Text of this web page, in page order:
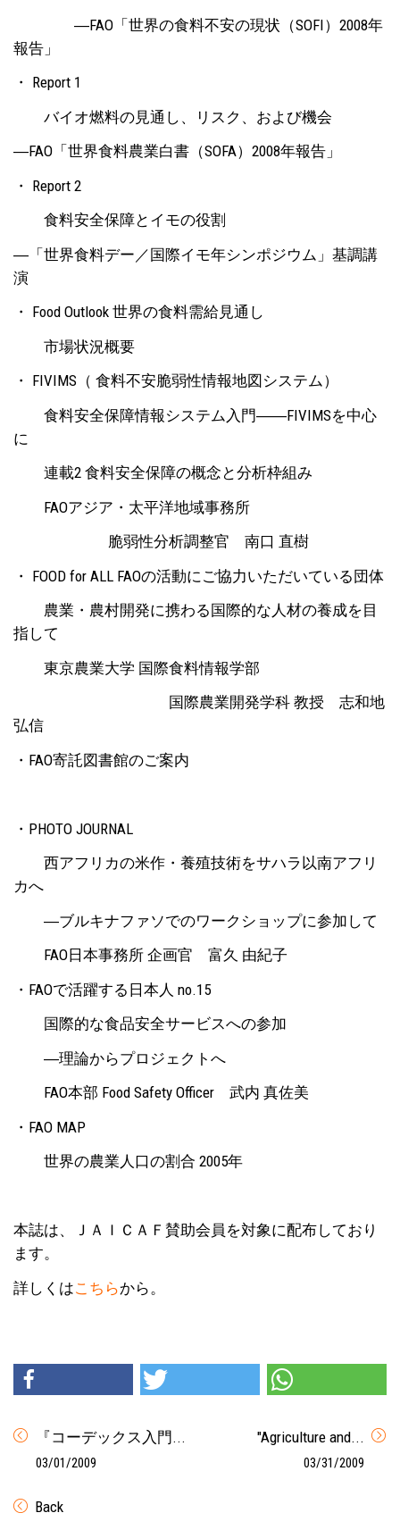
―FAO「世界の食料不安の現状（SOFI）2008年
報告」
・ Report 1
バイオ燃料の見通し、リスク、および機会
―FAO「世界食料農業白書（SOFA）2008年報告」
・ Report 2
食料安全保障とイモの役割
―「世界食料デー／国際イモ年シンポジウム」基調講
演
・ Food Outlook 世界の食料需給見通し
市場状況概要
・ FIVIMS（ 食料不安脆弱性情報地図システム）
食料安全保障情報システム入門――FIVIMSを中心
に
連載2 食料安全保障の概念と分析枠組み
FAOアジア・太平洋地域事務所
脆弱性分析調整官 南口 直樹
・ FOOD for ALL FAOの活動にご協力いただいている団体
農業・農村開発に携わる国際的な人材の養成を目
指して
東京農業大学 国際食料情報学部
国際農業開発学科 教授 志和地
弘信
・FAO寄託図書館のご案内
・PHOTO JOURNAL
西アフリカの米作・養殖技術をサハラ以南アフリ
カへ
―ブルキナファソでのワークショップに参加して
FAO日本事務所 企画官 富久 由紀子
・FAOで活躍する日本人 no.15
国際的な食品安全サービスへの参加
―理論からプロジェクトへ
FAO本部 Food Safety Officer 武内 真佐美
・FAO MAP
世界の農業人口の割合 2005年
本誌は、ＪＡＩＣＡＦ賛助会員を対象に配布しており
ます。
詳しくはこちらから。
『コーデックス入門...
03/01/2009
"Agriculture and...
03/31/2009
Back